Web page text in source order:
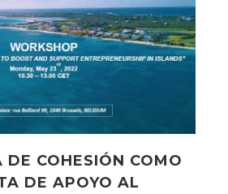
COHESIÓN COMO
DE APOYO AL